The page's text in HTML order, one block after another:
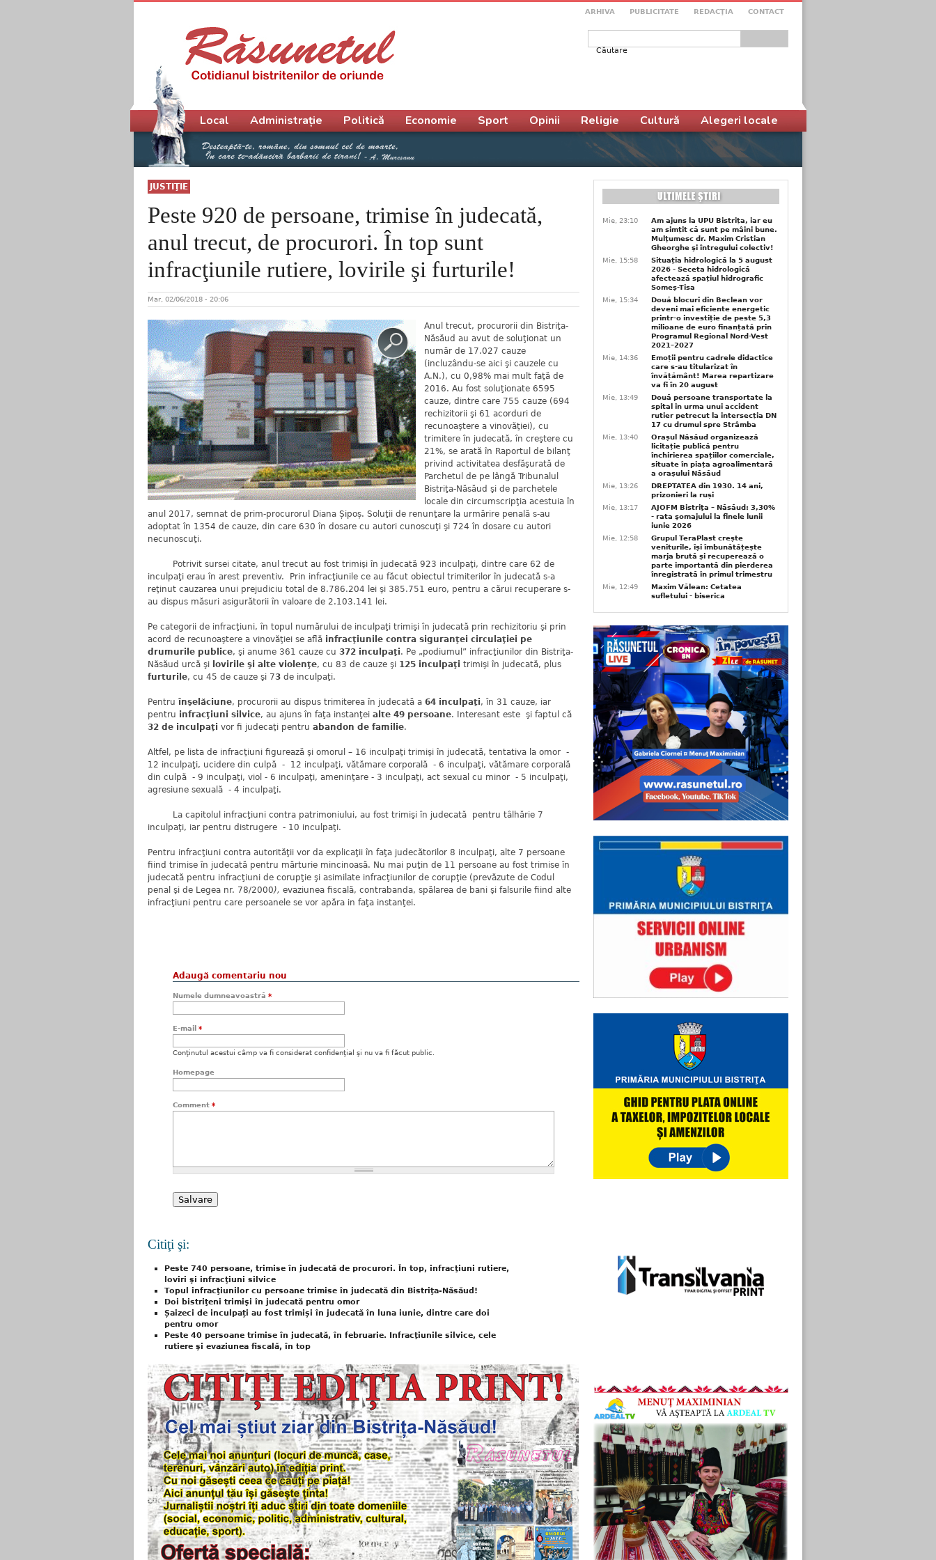
ARHIVA PUBLICITATE REDACŢIA CONTACT
Formular de căutare
JUSTIŢIE
Peste 920 de persoane, trimise în judecată,
anul trecut, de procurori. În top sunt
infracţiunile rutiere, lovirile şi furturile!
Mar, 02/06/2018 - 20:06
Anul trecut, procurorii din Bistriţa-
Năsăud au avut de soluţionat un
număr de 17.027 cauze
(incluzându-se aici şi cauzele cu
A.N.), cu 0,98% mai mult faţă de
2016. Au fost soluţionate 6595
cauze, dintre care 755 cauze (694
rechizitorii şi 61 acorduri de
recunoaştere a vinovăţiei), cu
trimitere în judecată, în creştere cu
21%, se arată în Raportul de bilanţ
privind activitatea desfăşurată de
Parchetul de pe lângă Tribunalul
Bistriţa-Năsăud şi de parchetele
locale din circumscripţia acestuia în
anul 2017, semnat de prim-procurorul Diana Șipoș. Soluţii de renunţare la urmărire penală s-au
adoptat în 1354 de cauze, din care 630 în dosare cu autori cunoscuţi şi 724 în dosare cu autori
necunoscuţi.
Potrivit sursei citate, anul trecut au fost trimişi în judecată 923 inculpaţi, dintre care 62 de
inculpaţi erau în arest preventiv. Prin infracţiunile ce au făcut obiectul trimiterilor în judecată s-a
reţinut cauzarea unui prejudiciu total de 8.786.204 lei şi 385.751 euro, pentru a cărui recuperare s-
au dispus măsuri asigurătorii în valoare de 2.103.141 lei.
Pe categorii de infracţiuni, în topul numărului de inculpaţi trimişi în judecată prin rechizitoriu şi prin
acord de recunoaştere a vinovăţiei se află infracţiunile contra siguranţei circulaţiei pe
drumurile publice, şi anume 361 cauze cu 372 inculpaţi. Pe „podiumul” infracţiunilor din Bistriţa-
Năsăud urcă şi lovirile şi alte violenţe, cu 83 de cauze şi 125 inculpaţi trimişi în judecată, plus
furturile, cu 45 de cauze şi 73 de inculpaţi.
Pentru înşelăciune, procurorii au dispus trimiterea în judecată a 64 inculpaţi, în 31 cauze, iar
pentru infracţiuni silvice, au ajuns în faţa instanţei alte 49 persoane. Interesant este şi faptul că
32 de inculpaţi vor fi judecaţi pentru abandon de familie.
Altfel, pe lista de infracţiuni figurează şi omorul – 16 inculpaţi trimişi în judecată, tentativa la omor -
12 inculpaţi, ucidere din culpă - 12 inculpaţi, vătămare corporală - 6 inculpaţi, vătămare corporală
din culpă - 9 inculpaţi, viol - 6 inculpaţi, ameninţare - 3 inculpaţi, act sexual cu minor - 5 inculpaţi,
agresiune sexuală - 4 inculpaţi.
La capitolul infracţiuni contra patrimoniului, au fost trimişi în judecată pentru tâlhărie 7
inculpaţi, iar pentru distrugere - 10 inculpaţi.
Pentru infracţiuni contra autorităţii vor da explicaţii în faţa judecătorilor 8 inculpaţi, alte 7 persoane
fiind trimise în judecată pentru mărturie mincinoasă. Nu mai puţin de 11 persoane au fost trimise în
judecată pentru infracţiuni de corupţie şi asimilate infracţiunilor de corupţie (prevăzute de Codul
penal şi de Legea nr. 78/2000), evaziunea fiscală, contrabanda, spălarea de bani şi falsurile fiind alte
infracţiuni pentru care persoanele se vor apăra in faţa instanţei.
Adaugă comentariu nou
Numele dumneavoastră *
E-mail *
Conţinutul acestui câmp va fi considerat confidenţial şi nu va fi făcut public.
Homepage
Comment *
Citiţi şi:
Peste 740 persoane, trimise în judecată de procurori. În top, infracţiuni rutiere,
loviri şi infracţiuni silvice
Topul infracţiunilor cu persoane trimise în judecată din Bistriţa-Năsăud!
Doi bistriţeni trimişi în judecată pentru omor
Șaizeci de inculpați au fost trimiși în judecată în luna iunie, dintre care doi
pentru omor
Peste 40 persoane trimise în judecată, în februarie. Infracţiunile silvice, cele
rutiere şi evaziunea fiscală, în top
Meniu principal
Local Administrație Politică Economie Sport Opinii Religie Cultură Alegeri locale
Mie, 23:10
Am ajuns la UPU Bistrița, iar eu
am simțit că sunt pe mâini bune.
Mulţumesc dr. Maxim Cristian
Gheorghe şi întregului colectiv!
Mie, 15:58
Situația hidrologică la 5 august
2026 - Seceta hidrologică
afectează spațiul hidrografic
Someș-Tisa
Mie, 15:34
Două blocuri din Beclean vor
deveni mai eficiente energetic
printr-o investiție de peste 5,3
milioane de euro finanțată prin
Programul Regional Nord-Vest
2021–2027
Mie, 14:36
Emoții pentru cadrele didactice
care s-au titularizat în
învățământ! Marea repartizare
va fi în 20 august
Mie, 13:49
Două persoane transportate la
spital în urma unui accident
rutier petrecut la intersecția DN
17 cu drumul spre Strâmba
Mie, 13:40
Orașul Năsăud organizează
licitație publică pentru
închirierea spațiilor comerciale,
situate în piața agroalimentară
a orașului Năsăud
Mie, 13:26
DREPTATEA din 1930. 14 ani,
prizonieri la ruși
Mie, 13:17
AJOFM Bistriţa – Năsăud: 3,30%
- rata şomajului la finele lunii
iunie 2026
Mie, 12:58
Grupul TeraPlast crește
veniturile, își îmbunătățește
marja brută și recuperează o
parte importantă din pierderea
înregistrată în primul trimestru
Mie, 12:49
Maxim Vălean: Cetatea
sufletului - biserica